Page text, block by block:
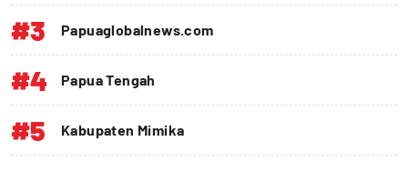
#3 Papuaglobalnews.com
#4 Papua Tengah
#5 Kabupaten Mimika